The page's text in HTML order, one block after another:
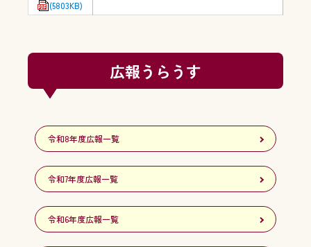
(5803KB)
広報うらうす
令和8年度広報一覧
令和7年度広報一覧
令和6年度広報一覧